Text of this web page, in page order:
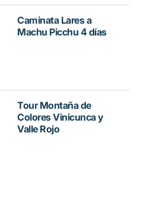
Caminata Lares a
Machu Picchu 4 días
Tour Montaña de
Colores Vinicunca y
Valle Rojo